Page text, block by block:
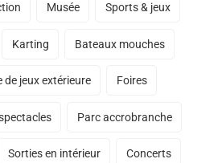
Musée Sports & jeux
Karting Bateaux mouches
de jeux extérieure Foires
Parc accrobranche
Sorties en intérieur Concerts